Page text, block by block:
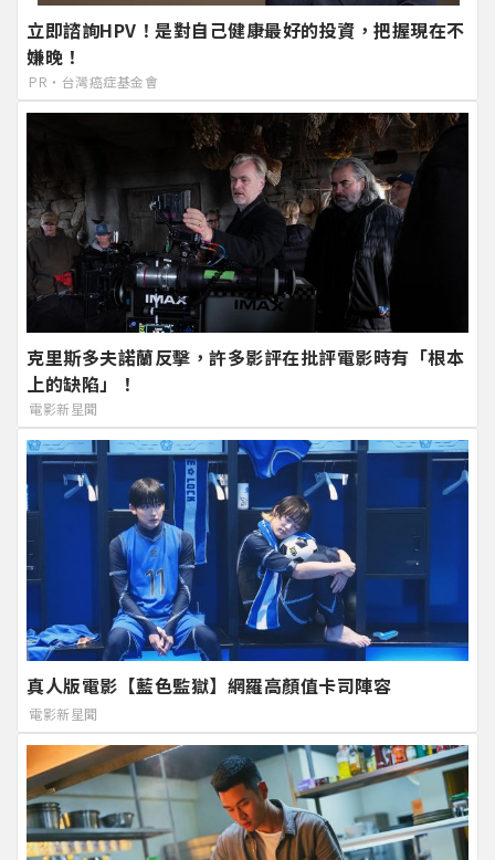
立即諮詢HPV！是對自己健康最好的投資，把握現在不
嫌晚！
PR・台灣癌症基金會
克里斯多夫諾蘭反擊，許多影評在批評電影時有「根本
上的缺陷」！
電影新星聞
真人版電影【藍色監獄】網羅高顏值卡司陣容
電影新星聞